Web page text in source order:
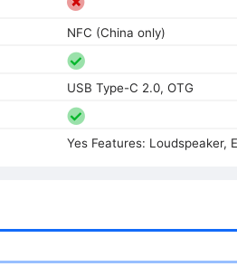
NFC (China only)
USB Type-C 2.0, OTG
Yes Features: Loudspeaker,